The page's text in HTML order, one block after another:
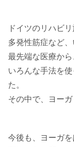
ドイツのリハビ
多発性筋症など、
最先端な医療から
いろんな手法を
た。
その中で、ヨー
今後も、ヨーガを